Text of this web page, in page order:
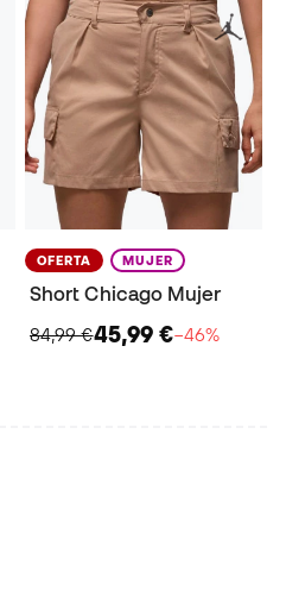
OFERTA MUJER
Short Chicago Mujer
84,99 €45,99 €−46%